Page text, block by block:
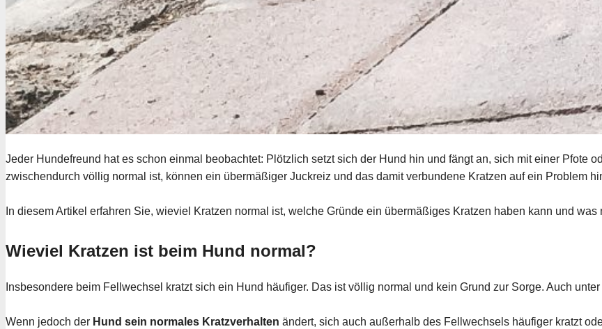
Jeder Hundefreund hat es schon einmal beobachtet: Plötzlich setzt sich der Hund hin und fängt an, sich mit einer Pfote
zwischendurch völlig normal ist, können ein übermäßiger Juckreiz und das damit verbundene Kratzen auf ein Problem
In diesem Artikel erfahren Sie, wieviel Kratzen normal ist, welche Gründe ein übermäßiges Kratzen haben kann und
Wieviel Kratzen ist beim Hund normal?
Insbesondere beim Fellwechsel kratzt sich ein Hund häufiger. Das ist völlig normal und kein Grund zur Sorge. Auch
Wenn jedoch der Hund sein normales Kratzverhalten ändert, sich auch außerhalb des Fellwechsels häufiger kratzt